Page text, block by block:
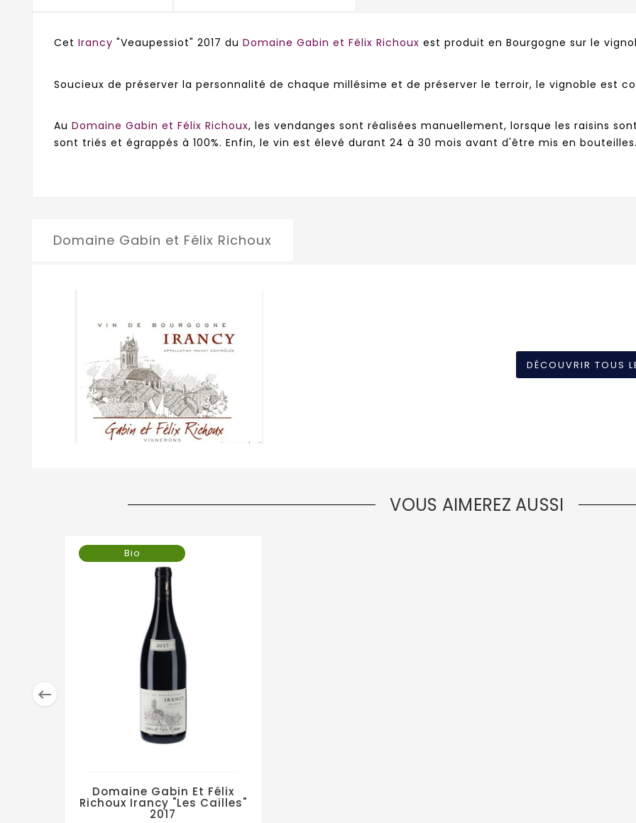
Cet Irancy "Veaupessiot" 2017 du Domaine Gabin et Félix Richoux est produit en Bourgogne sur le
Soucieux de préserver la personnalité de chaque millésime et de préserver le terroir, le vignoble est
Au Domaine Gabin et Félix Richoux, les vendanges sont réalisées manuellement, lorsque les raisins
sont triés et égrappés à 100%. Enfin, le vin est élevé durant 24 à 30 mois avant d'être mis en
Domaine Gabin et Félix Richoux
DÉCOUVRIR TOUS
VOUS AIMEREZ AUSSI

Bio
Domaine Gabin Et Félix
Richoux Irancy "Les Cailles"
2017